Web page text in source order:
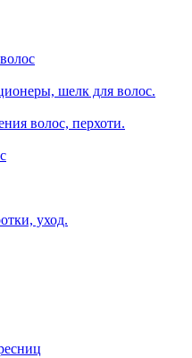
шелк для волос.
волос, перхоти.
уход.